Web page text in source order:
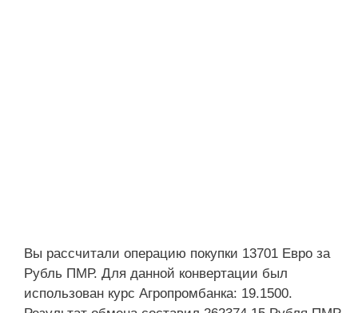
Вы рассчитали операцию покупки 13701 Евро за
Рубль ПМР. Для данной конвертации был
использован курс Агропромбанка: 19.1500.